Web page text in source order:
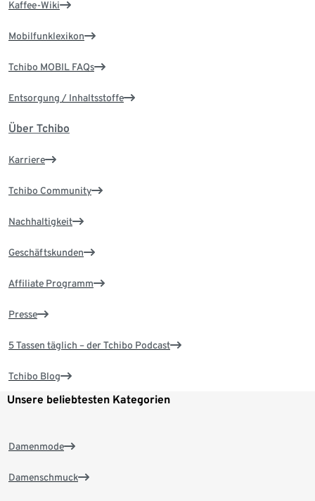
Kaffee-Wiki
Mobilfunklexikon
Tchibo MOBIL FAQs
Entsorgung / Inhaltsstoffe
Über Tchibo
Karriere
Tchibo Community
Nachhaltigkeit
Geschäftskunden
Affiliate Programm
Presse
5 Tassen täglich – der Tchibo Podcast
Tchibo Blog
Unsere beliebtesten Kategorien
Damenmode
Damenschmuck